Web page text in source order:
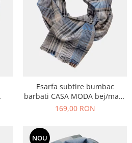
Esarfa subtire bumbac
barbati CASA MODA bej/maro
carouri
169,00 RON
NOU